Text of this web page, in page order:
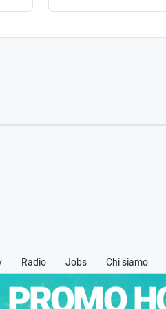
Radio Jobs Chi siamo
policy-Cookie policy-Termini & Condizioni